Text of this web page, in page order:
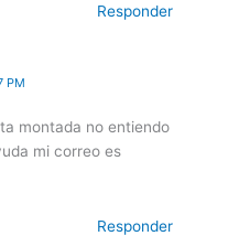
Responder
PM
montada no entiendo
mi correo es
Responder